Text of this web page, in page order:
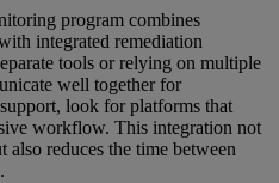
program combines
integrated remediation
tools or relying on multiple
well together for
look for platforms that
workflow. This integration not
reduces the time between